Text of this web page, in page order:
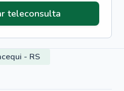
teleconsulta
- RS